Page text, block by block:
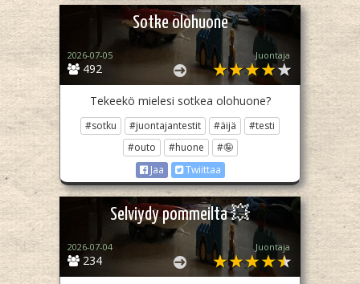
Sotke olohuone
492
2026-07-05 Juontaja
Tekeekö mielesi sotkea olohuone?
#sotku #juontajantestit #äijä
#testi
#outo
#huone
#🤪
Jaa
Twiittaa
Selviydy pommeilta 💥
234
2026-07-04 Juontaja